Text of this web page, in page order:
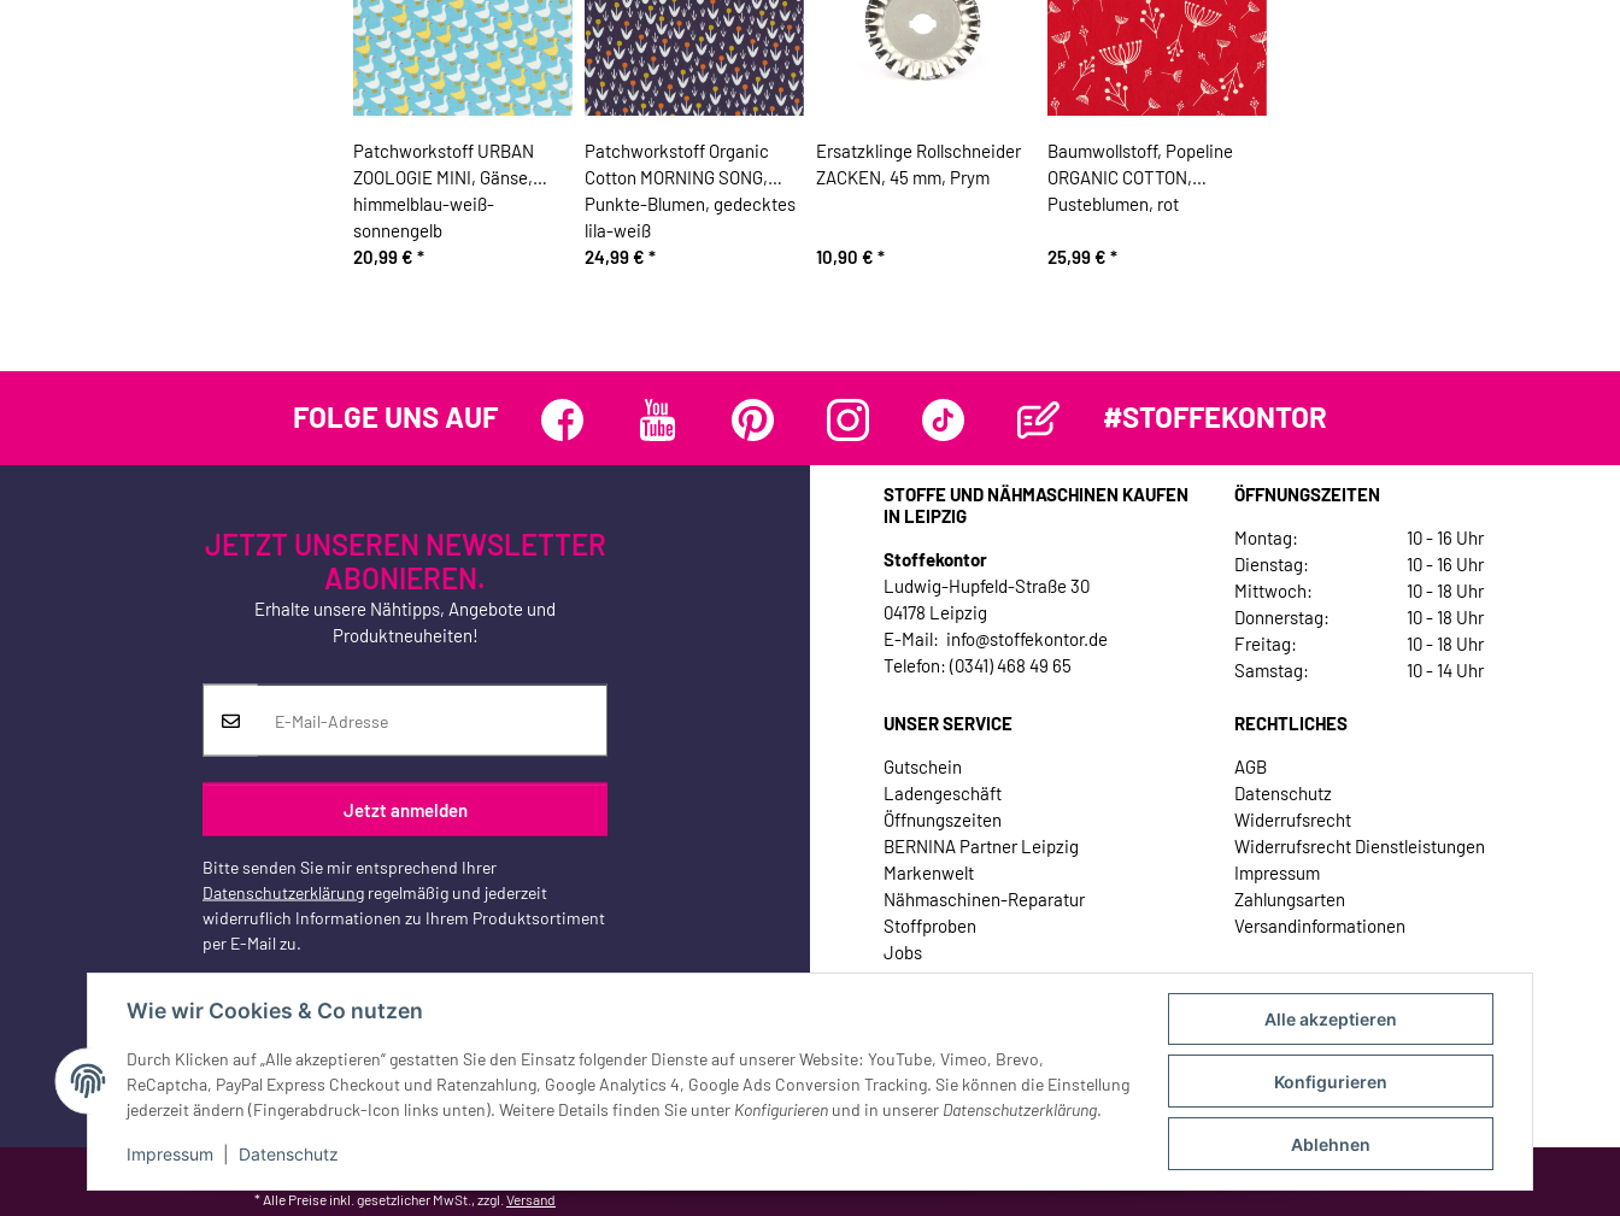
Alle akzeptieren
Konfigurieren
Ablehnen
Wie wir Cookies & Co nutzen
Durch Klicken auf „Alle akzeptieren“ gestatten Sie den Einsatz folgender Dienste auf unserer Website: YouTube, Vimeo, Brevo,
ReCaptcha, PayPal Express Checkout und Ratenzahlung, Google Analytics 4, Google Ads Conversion Tracking. Sie können die Einstellung
jederzeit ändern (Fingerabdruck-Icon links unten). Weitere Details finden Sie unter Konfigurieren und in unserer Datenschutzerklärung.
Impressum Datenschutz
Patchworkstoff URBAN
ZOOLOGIE MINI, Gänse,
himmelblau-weiß-
sonnengelb
20,99 € *
Patchworkstoff Organic
Cotton MORNING SONG,
Punkte-Blumen, gedecktes
lila-weiß
24,99 € *
Ersatzklinge Rollschneider
ZACKEN, 45 mm, Prym
10,90 € *
Baumwollstoff, Popeline
ORGANIC COTTON,
Pusteblumen, rot
25,99 € *
FOLGE UNS AUF #STOFFEKONTOR
JETZT UNSEREN NEWSLETTER
ABONIEREN.
Erhalte unsere Nähtipps, Angebote und
Produktneuheiten!
Jetzt anmelden
Bitte senden Sie mir entsprechend Ihrer
Datenschutzerklärung regelmäßig und jederzeit
widerruflich Informationen zu Ihrem Produktsortiment
per E-Mail zu.
Vertrag widerrufen
STOFFE UND NÄHMASCHINEN KAUFEN
IN LEIPZIG
Stoffekontor
Ludwig-Hupfeld-Straße 30
04178 Leipzig
E-Mail: info@stoffekontor.de
Telefon: (0341) 468 49 65
ÖFFNUNGSZEITEN
Montag:
10 - 16 Uhr
Dienstag:
10 - 16 Uhr
Mittwoch:
10 - 18 Uhr
Donnerstag:
10 - 18 Uhr
Freitag:
10 - 18 Uhr
Samstag:
10 - 14 Uhr
UNSER SERVICE
Gutschein
Ladengeschäft
Öffnungszeiten
BERNINA Partner Leipzig
Markenwelt
Nähmaschinen-Reparatur
Stoffproben
Jobs
Kontakt
RECHTLICHES
AGB
Datenschutz
Widerrufsrecht
Widerrufsrecht Dienstleistungen
Impressum
Zahlungsarten
Versandinformationen
* Alle Preise inkl. gesetzlicher MwSt., zzgl. Versand